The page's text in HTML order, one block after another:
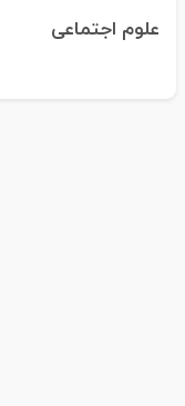
علوم اجتماعی